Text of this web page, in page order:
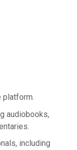
platform.
audiobooks,
including